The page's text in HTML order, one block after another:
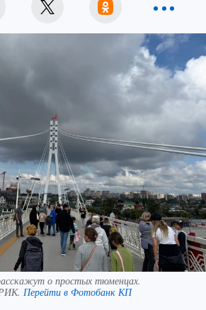
о простых тюменцах.
Перейти в Фотобанк КП